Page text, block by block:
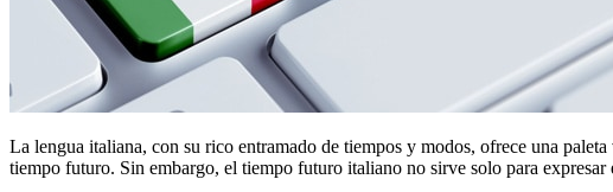
La lengua italiana, con su rico entramado de tiempos y modos, ofrece una
tiempo futuro. Sin embargo, el tiempo futuro italiano no sirve solo para